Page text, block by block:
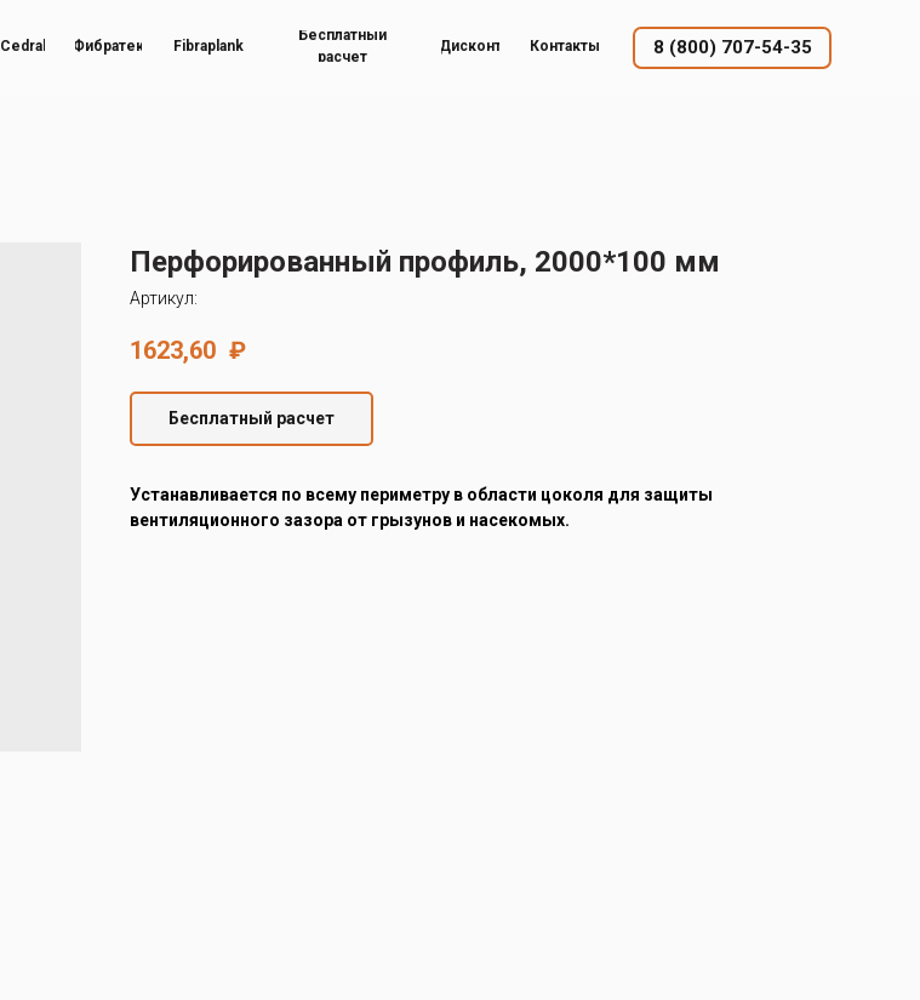
8 (800) 707-54-35
Cedral Фибратек
Бесплатный
расчет
Контакты
Дисконт
Fibraplank
Перфорированный профиль, 2000*100 мм
Артикул:
1623,60 ₽
Бесплатный расчет
Устанавливается по всему периметру в области цоколя для защиты
вентиляционного зазора от грызунов и насекомых.